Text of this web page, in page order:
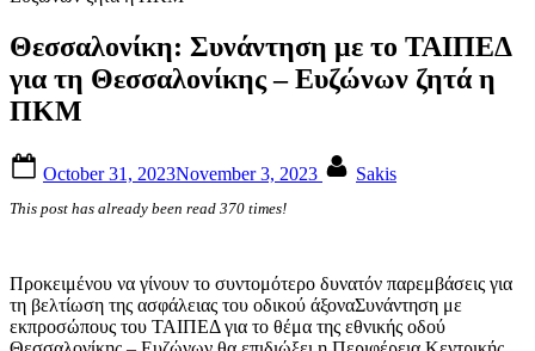
Θεσσαλονίκη: Συνάντηση με το ΤΑΙΠΕΔ
για τη Θεσσαλονίκης – Ευζώνων ζητά η
ΠΚΜ
on
October 31, 2023November 3, 2023 Sakis
This post has already been read 370 times!
Προκειμένου να γίνουν το συντομότερο δυνατόν παρεμβάσεις για
τη βελτίωση της ασφάλειας του οδικού άξοναΣυνάντηση με
εκπροσώπους του ΤΑΙΠΕΔ για το θέμα της εθνικής οδού